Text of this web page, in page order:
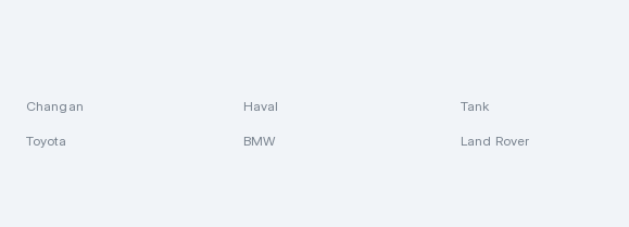
Changan Haval Tank
Toyota BMW Land Rover